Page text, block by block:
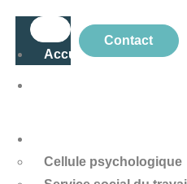
Accueil
Cellule psychologique
Contact